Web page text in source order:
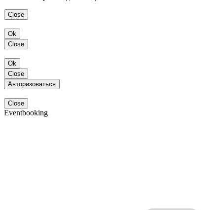
Close
Ok
Close
Ok
Close
Авторизоваться
Close
Eventbooking